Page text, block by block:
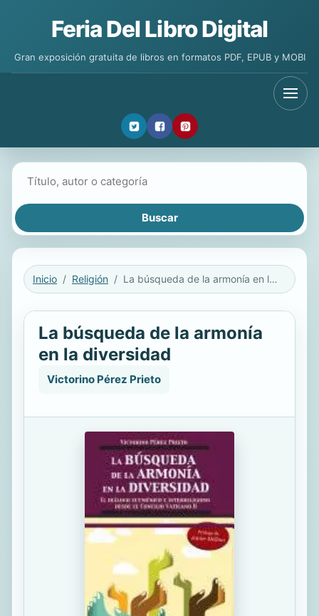
Feria Del Libro Digital
Gran exposición gratuita de libros en formatos PDF, EPUB y MOBI
Inicio Religión La búsqueda de la armonía en la diversidad
La búsqueda de la armonía
en la diversidad
Victorino Pérez Prieto